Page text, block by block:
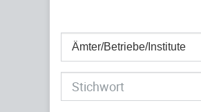
Ämter/Betriebe/Institute